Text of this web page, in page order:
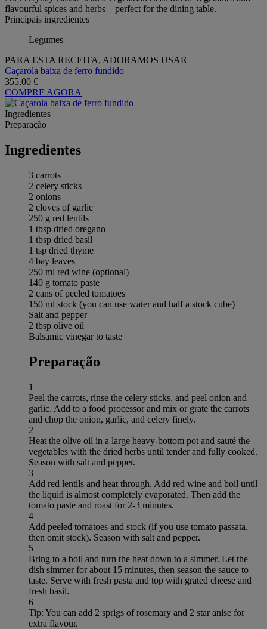
flavourful spices and herbs – perfect for the dining table.
Principais ingredientes
Legumes
PARA ESTA RECEITA, ADORAMOS USAR
Caçarola baixa de ferro fundido
355,00 €
COMPRE AGORA
Ingredientes
Preparação
Ingredientes
3 carrots
2 celery sticks
2 onions
2 cloves of garlic
250 g red lentils
1 tbsp dried oregano
1 tbsp dried basil
1 tsp dried thyme
4 bay leaves
250 ml red wine (optional)
140 g tomato paste
2 cans of peeled tomatoes
150 ml stock (you can use water and half a stock cube)
Salt and pepper
2 tbsp olive oil
Balsamic vinegar to taste
Preparação
1
Peel the carrots, rinse the celery sticks, and peel onion and
garlic. Add to a food processor and mix or grate the carrots
and chop the onion, garlic, and celery finely.
2
Heat the olive oil in a large heavy-bottom pot and sauté the
vegetables with the dried herbs until tender and fully cooked.
Season with salt and pepper.
3
Add red lentils and heat through. Add red wine and boil until
the liquid is almost completely evaporated. Then add the
tomato paste and roast for 2-3 minutes.
4
Add peeled tomatoes and stock (if you use tomato passata,
then omit stock). Season with salt and pepper.
5
Bring to a boil and turn the heat down to a simmer. Let the
dish simmer for about 15 minutes, then season the sauce to
taste. Serve with fresh pasta and top with grated cheese and
fresh basil.
6
Tip: You can add 2 sprigs of rosemary and 2 star anise for
extra flavour.